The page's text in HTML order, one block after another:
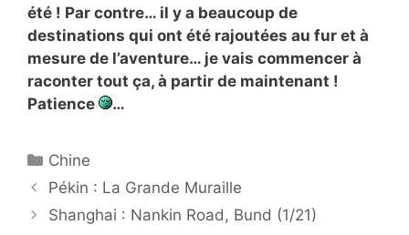
été ! Par contre… il y a beaucoup de
destinations qui ont été rajoutées au fur et à
mesure de l’aventure… je vais commencer à
raconter tout ça, à partir de maintenant !
Patience
…
Catégories
Chine
Pékin : La Grande Muraille
Shanghai : Nankin Road, Bund (1/21)